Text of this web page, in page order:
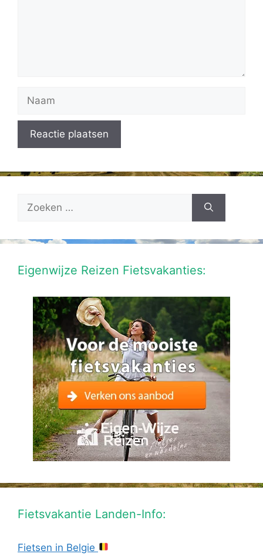
naar:
Eigenwijze Reizen Fietsvakanties:
Fietsvakantie Landen-Info:
Fietsen in Belgie